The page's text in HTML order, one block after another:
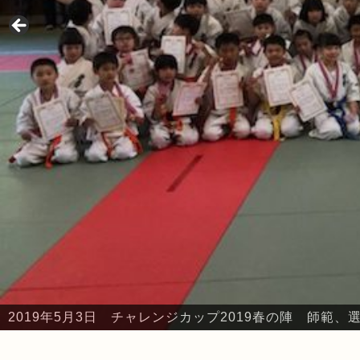
2019年5月3日 チャレンジカップ2019春の陣 本部・